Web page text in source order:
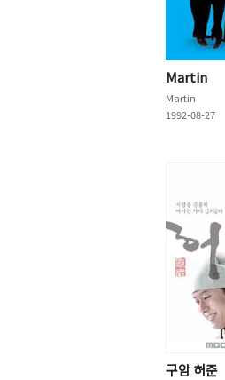
Martin
Martin
1992-08-27
구암 허준